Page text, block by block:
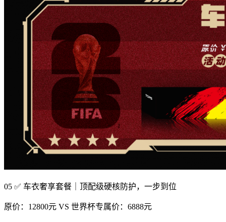
05 ✅ 车衣奢享套餐｜顶配级硬核防护，一步到位
原价：12800元 VS 世界杯专属价：6888元